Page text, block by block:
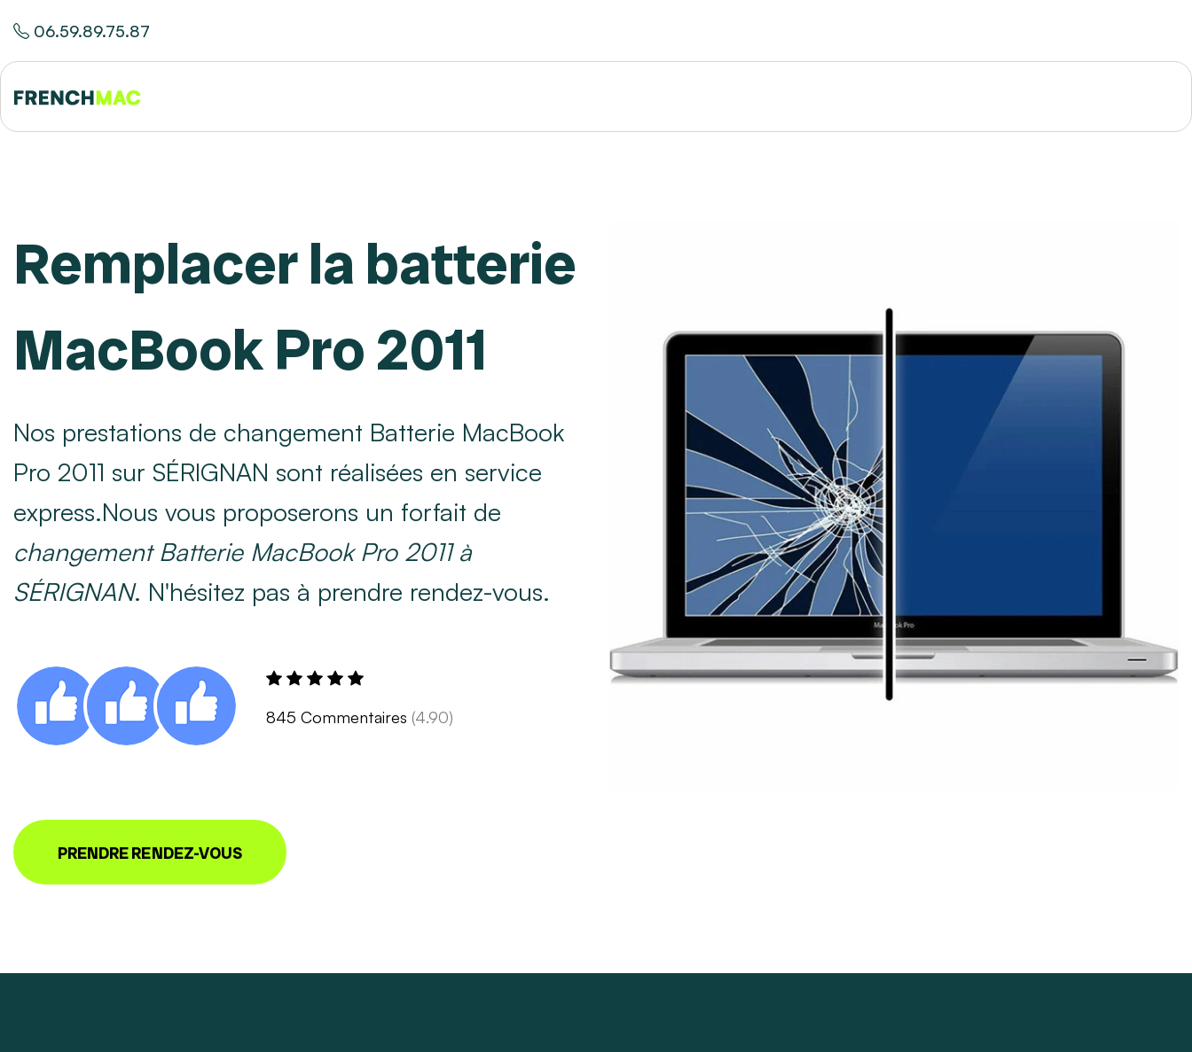
06.59.89.75.87
Remplacer la batterie
MacBook Pro 2011
Nos prestations de changement Batterie MacBook
Pro 2011 sur SÉRIGNAN sont réalisées en service
express.Nous vous proposerons un forfait de
changement Batterie MacBook Pro 2011 à
SÉRIGNAN. N'hésitez pas à prendre rendez-vous.
845 Commentaires (4.90)
PRENDRE RENDEZ-VOUS